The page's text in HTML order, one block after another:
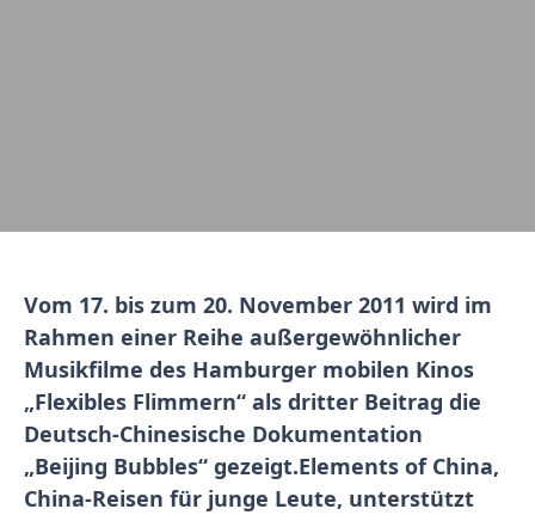
Vom 17. bis zum 20. November 2011 wird im
Rahmen einer Reihe außergewöhnlicher
Musikfilme des Hamburger mobilen Kinos
„Flexibles Flimmern“ als dritter Beitrag die
Deutsch-Chinesische Dokumentation
„Beijing Bubbles“ gezeigt.Elements of China,
China-Reisen für junge Leute, unterstützt